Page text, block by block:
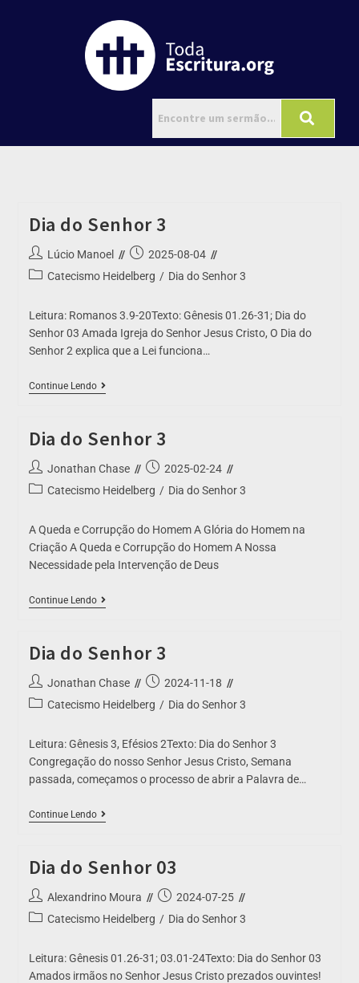
Dia do Senhor 3
Lúcio Manoel
2025-08-04
Catecismo Heidelberg / Dia do Senhor 3
Leitura: Romanos 3.9-20Texto: Gênesis 01.26-31; Dia do
Senhor 03 Amada Igreja do Senhor Jesus Cristo, O Dia do
Senhor 2 explica que a Lei funciona…
Continue Lendo
Dia do Senhor 3
Jonathan Chase
2025-02-24
Catecismo Heidelberg / Dia do Senhor 3
A Queda e Corrupção do Homem A Glória do Homem na
Criação A Queda e Corrupção do Homem A Nossa
Necessidade pela Intervenção de Deus
Continue Lendo
Dia do Senhor 3
Jonathan Chase
2024-11-18
Catecismo Heidelberg / Dia do Senhor 3
Leitura: Gênesis 3, Efésios 2Texto: Dia do Senhor 3
Congregação do nosso Senhor Jesus Cristo, Semana
passada, começamos o processo de abrir a Palavra de…
Continue Lendo
Dia do Senhor 03
Alexandrino Moura
2024-07-25
Catecismo Heidelberg / Dia do Senhor 3
Leitura: Gênesis 01.26-31; 03.01-24Texto: Dia do Senhor 03
Amados irmãos no Senhor Jesus Cristo prezados ouvintes!